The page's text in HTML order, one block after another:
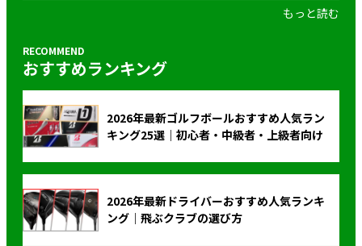
もっと読む
おすすめランキング
2026年最新ゴルフボールおすすめ人気ラン
キング25選｜初心者・中級者・上級者向け
2026年最新ドライバーおすすめ人気ランキ
ング｜飛ぶクラブの選び方